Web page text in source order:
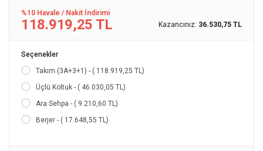
%10 Havale / Nakit İndirimi
118.919,25 TL Kazancınız: 36.530,75 TL
Seçenekler
Takım (3A+3+1) - ( 118.919,25 TL)
Üçlü Koltuk - ( 46.030,05 TL)
Ara Sehpa - ( 9.210,60 TL)
Berjer - ( 17.648,55 TL)